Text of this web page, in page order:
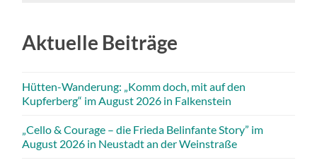
Aktuelle Beiträge
Hütten-Wanderung: „Komm doch, mit auf den
Kupferberg“ im August 2026 in Falkenstein
„Cello & Courage – die Frieda Belinfante Story” im
August 2026 in Neustadt an der Weinstraße